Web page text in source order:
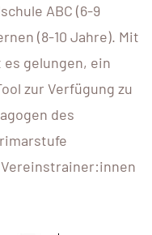
ABC (6-9
(8-10 Jahre). Mit
es gelungen, ein
zur Verfügung zu
des